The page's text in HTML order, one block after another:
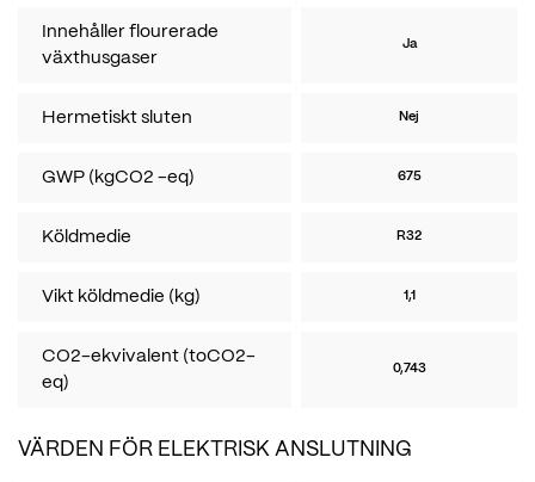
Innehåller flourerade
växthusgaser
Ja
Hermetiskt sluten Nej
GWP (kgCO2 -eq) 675
Köldmedie R32
Vikt köldmedie (kg) 1,1
CO2-ekvivalent (toCO2-
eq)
0,743
VÄRDEN FÖR ELEKTRISK ANSLUTNING